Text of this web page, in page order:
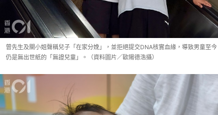
曾先生及關小姐聲稱兒子「在家分娩」，並拒絕提交DNA核實血緣，導致男童至今
仍是無出世紙的「無證兒童」。（資料圖片／歐陽德浩攝）